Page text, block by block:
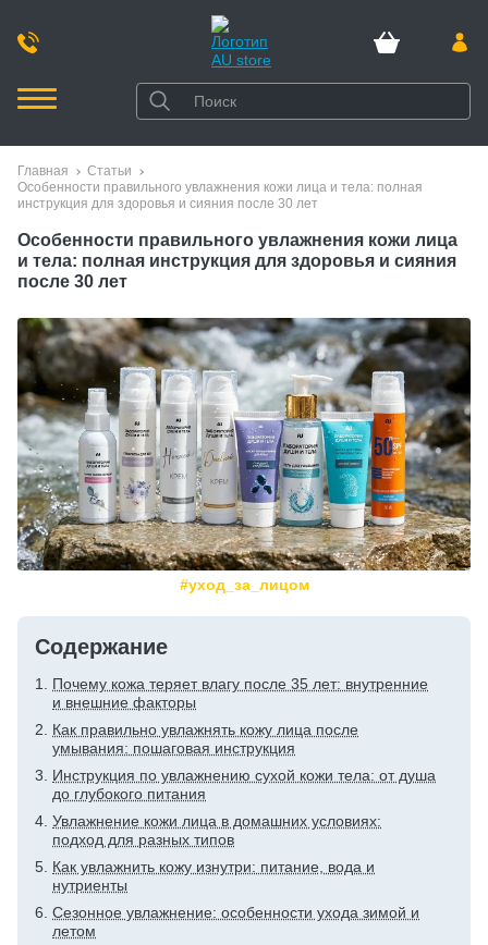
Главная
Статьи
Особенности правильного увлажнения кожи лица и тела: полная
инструкция для здоровья и сияния после 30 лет
Особенности правильного увлажнения кожи лица
и тела: полная инструкция для здоровья и сияния
после 30 лет
#уход_за_лицом
Содержание
Почему кожа теряет влагу после 35 лет: внутренние
и внешние факторы
Как правильно увлажнять кожу лица после
умывания: пошаговая инструкция
Инструкция по увлажнению сухой кожи тела: от душа
до глубокого питания
Увлажнение кожи лица в домашних условиях:
подход для разных типов
Как увлажнить кожу изнутри: питание, вода и
нутриенты
Сезонное увлажнение: особенности ухода зимой и
летом